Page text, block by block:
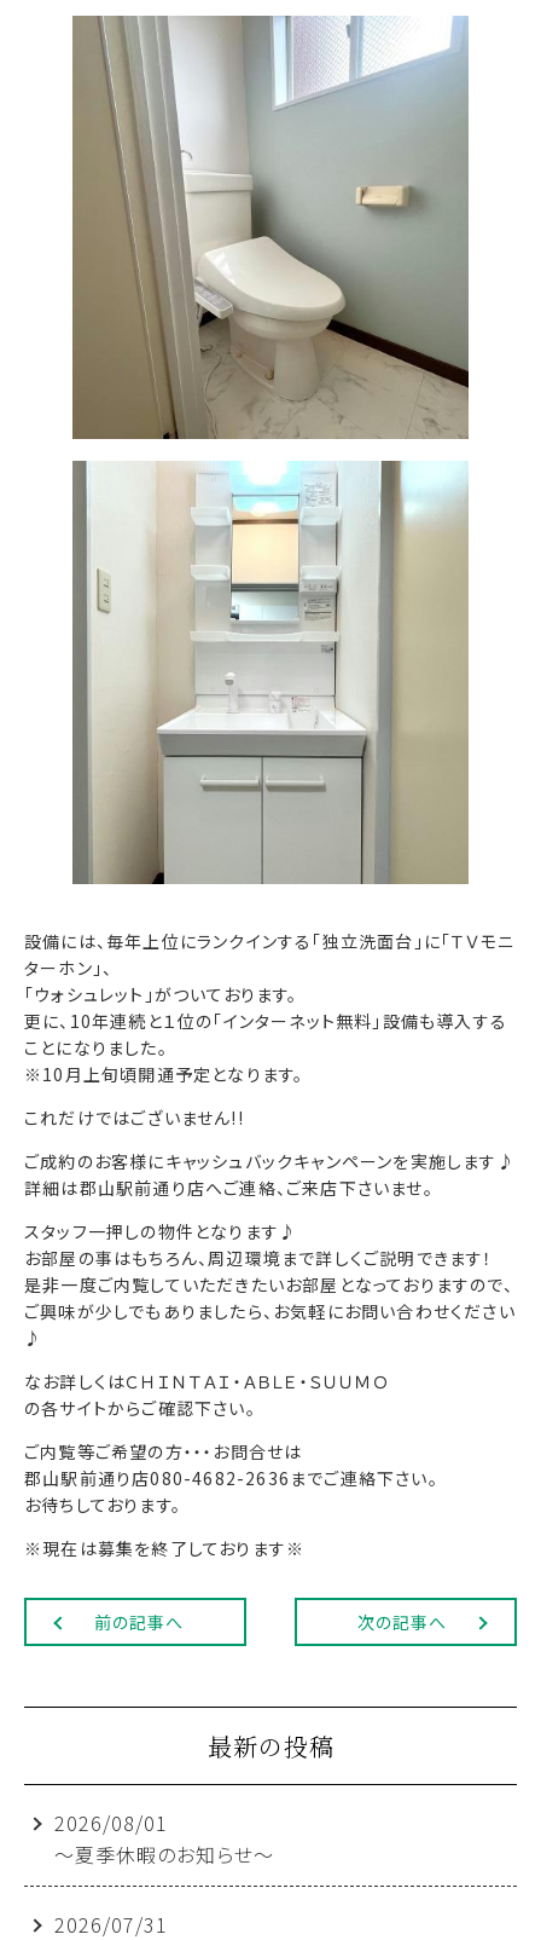
設備には、毎年上位にランクインする「独立洗面台」に「ＴＶモニ
ターホン」、
「ウォシュレット」がついております。
更に、10年連続と１位の「インターネット無料」設備も導入する
ことになりました。
※10月上旬頃開通予定となります。
これだけではございません!!
ご成約のお客様にキャッシュバックキャンペーンを実施します♪
詳細は郡山駅前通り店へご連絡、ご来店下さいませ。
スタッフ一押しの物件となります♪
お部屋の事はもちろん、周辺環境まで詳しくご説明できます！
是非一度ご内覧していただきたいお部屋となっておりますので、
ご興味が少しでもありましたら、お気軽にお問い合わせください
♪
なお詳しくはＣＨＩＮＴＡＩ・ＡＢＬＥ・ＳＵＵＭＯ
の各サイトからご確認下さい。
ご内覧等ご希望の方・・・お問合せは
郡山駅前通り店080-4682-2636までご連絡下さい。
お待ちしております。
※現在は募集を終了しております※
前の記事へ 次の記事へ
最新の投稿
2026/08/01
～夏季休暇のお知らせ～
2026/07/31